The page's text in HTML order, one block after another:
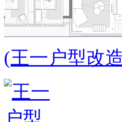
(王一户型改